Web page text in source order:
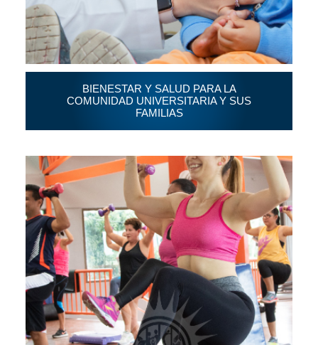
BIENESTAR Y SALUD PARA LA
COMUNIDAD UNIVERSITARIA Y SUS
FAMILIAS